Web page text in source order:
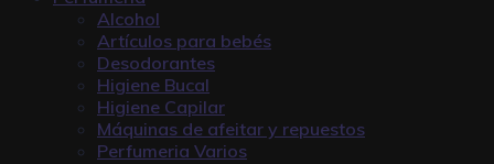
Alcohol
Artículos para bebés
Desodorantes
Higiene Bucal
Higiene Capilar
Máquinas de afeitar y repuestos
Perfumeria Varios